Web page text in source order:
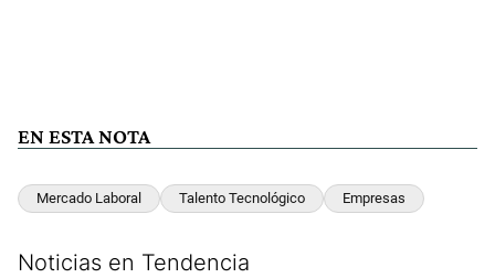
EN ESTA NOTA
Mercado Laboral Talento Tecnológico Empresas
Noticias en Tendencia